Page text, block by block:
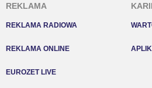
REKLAMA
REKLAMA RADIOWA
REKLAMA ONLINE
EUROZET LIVE